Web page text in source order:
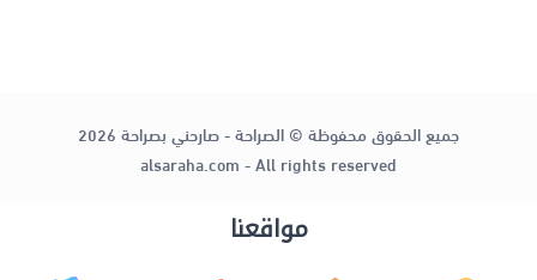
جميع الحقوق محفوظة © الصراحة - صارحني بصراحة 2026
alsaraha.com - All rights reserved